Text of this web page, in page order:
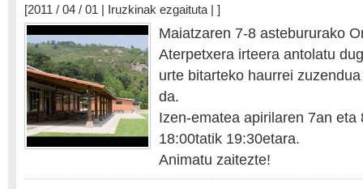
[2011 / 04 / 01 | Iruzkinak ezgaituta | ]
Maiatzaren 7-8 astebururako
Aterpetxera irteera antolatu
urte bitarteko haurrei
da.
Izen-ematea apirilaren 7an eta
18:00tatik 19:30etara.
Animatu zaitezte!